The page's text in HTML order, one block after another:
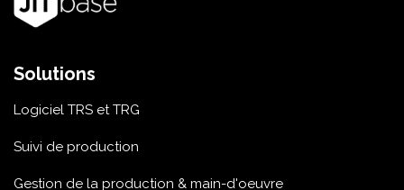
Solutions
Logiciel TRS et TRG
Suivi de production
Gestion de la production & main-d'oeuvre